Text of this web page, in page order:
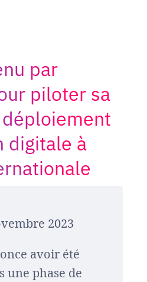
par
piloter sa
digitale à
2023
avoir été
une phase de